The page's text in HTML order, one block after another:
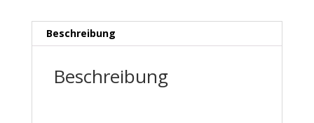
Beschreibung
Beschreibung